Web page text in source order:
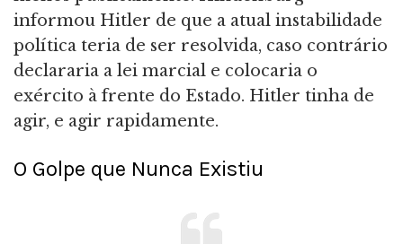
informou Hitler de que a atual instabilidade
política teria de ser resolvida, caso contrário
declararia a lei marcial e colocaria o
exército à frente do Estado. Hitler tinha de
agir, e agir rapidamente.
O Golpe que Nunca Existiu